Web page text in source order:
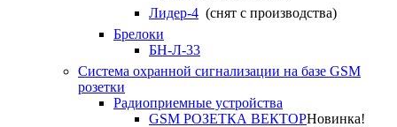
Лидер-4 (снят с производства)
Брелоки
БН-Л-33
Система охранной сигнализации на базе GSM
розетки
Радиоприемные устройства
GSM РОЗЕТКА ВЕКТОРНовинка!